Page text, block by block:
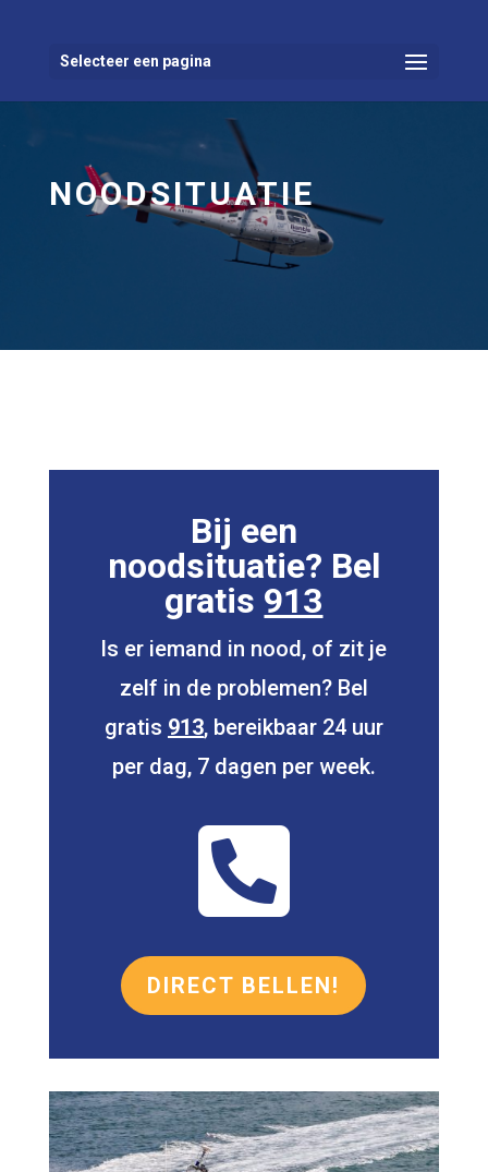
Selecteer een pagina
NOODSITUATIE
Bij een
noodsituatie? Bel
gratis 913
Is er iemand in nood, of zit je
zelf in de problemen? Bel
gratis 913, bereikbaar 24 uur
per dag, 7 dagen per week.

DIRECT BELLEN!